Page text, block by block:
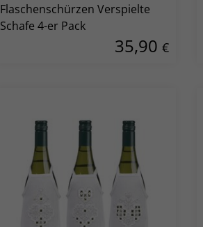
Flaschenschürzen Verspielte
Schafe 4-er Pack
35,90 €